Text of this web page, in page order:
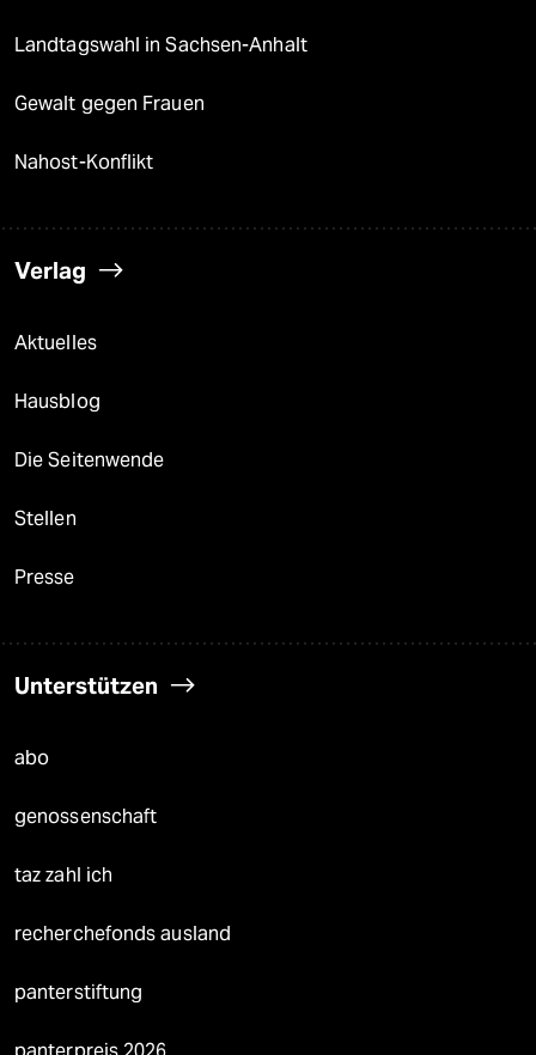
Landtagswahl in Sachsen-Anhalt
Gewalt gegen Frauen
Nahost-Konflikt
Verlag
Aktuelles
Hausblog
Die Seitenwende
Stellen
Presse
Unterstützen
abo
genossenschaft
taz zahl ich
recherchefonds ausland
panterstiftung